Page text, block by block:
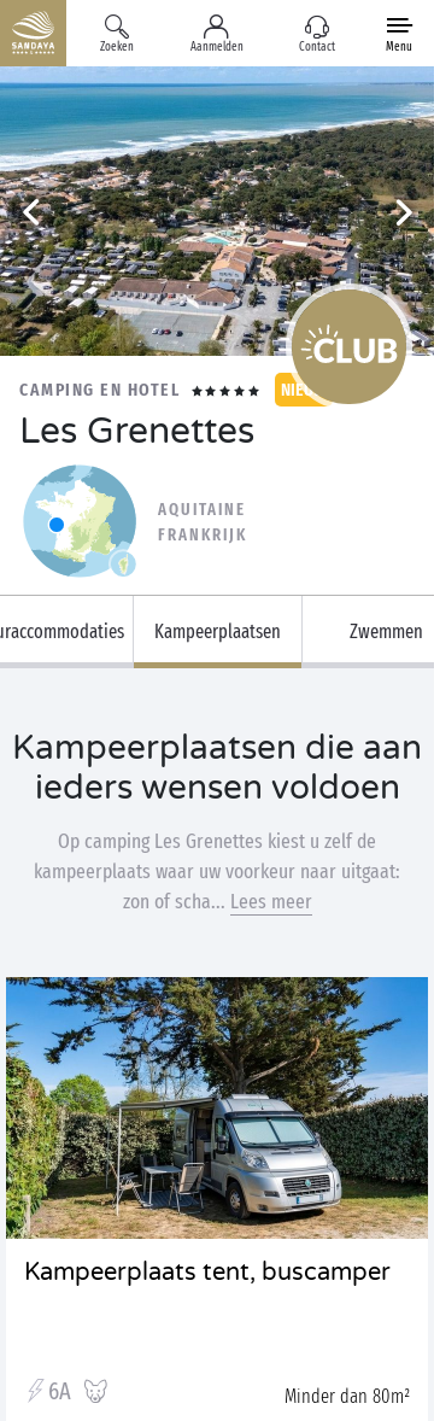
Zoeken Aanmelden Contact Menu
CAMPING EN HOTEL NIEUW
Les Grenettes
AQUITAINE
FRANKRIJK
Kampeerplaatsen Zwemmen
Kampeerplaatsen die aan
ieders wensen voldoen
Op camping Les Grenettes kiest u zelf de
kampeerplaats waar uw voorkeur naar uitgaat:
zon of scha... Lees meer
Kampeerplaats tent, buscamper
6A Minder dan 80m²